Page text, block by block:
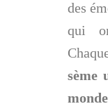
des
qui
sème
monde